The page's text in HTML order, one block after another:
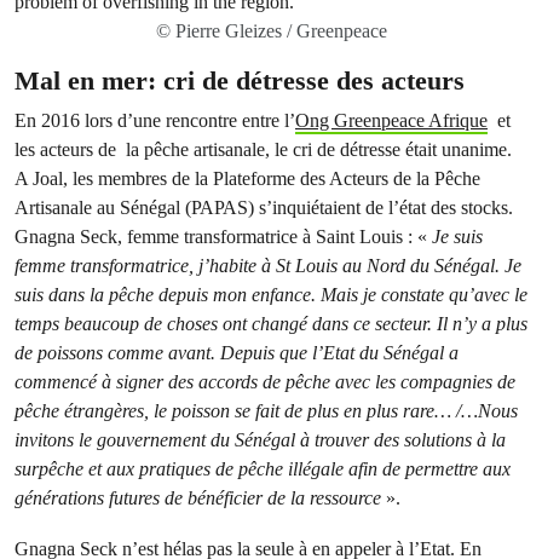
© Pierre Gleizes / Greenpeace
Mal en mer: cri de détresse des acteurs
En 2016 lors d’une rencontre entre l’Ong Greenpeace Afrique et
les acteurs de la pêche artisanale, le cri de détresse était unanime.
A Joal, les membres de la Plateforme des Acteurs de la Pêche
Artisanale au Sénégal (PAPAS) s’inquiétaient de l’état des stocks.
Gnagna Seck, femme transformatrice à Saint Louis : « Je suis
femme transformatrice, j’habite à St Louis au Nord du Sénégal. Je
suis dans la pêche depuis mon enfance. Mais je constate qu’avec le
temps beaucoup de choses ont changé dans ce secteur. Il n’y a plus
de poissons comme avant. Depuis que l’Etat du Sénégal a
commencé à signer des accords de pêche avec les compagnies de
pêche étrangères, le poisson se fait de plus en plus rare… /…Nous
invitons le gouvernement du Sénégal à trouver des solutions à la
surpêche et aux pratiques de pêche illégale afin de permettre aux
générations futures de bénéficier de la ressource ».
Gnagna Seck n’est hélas pas la seule à en appeler à l’Etat. En